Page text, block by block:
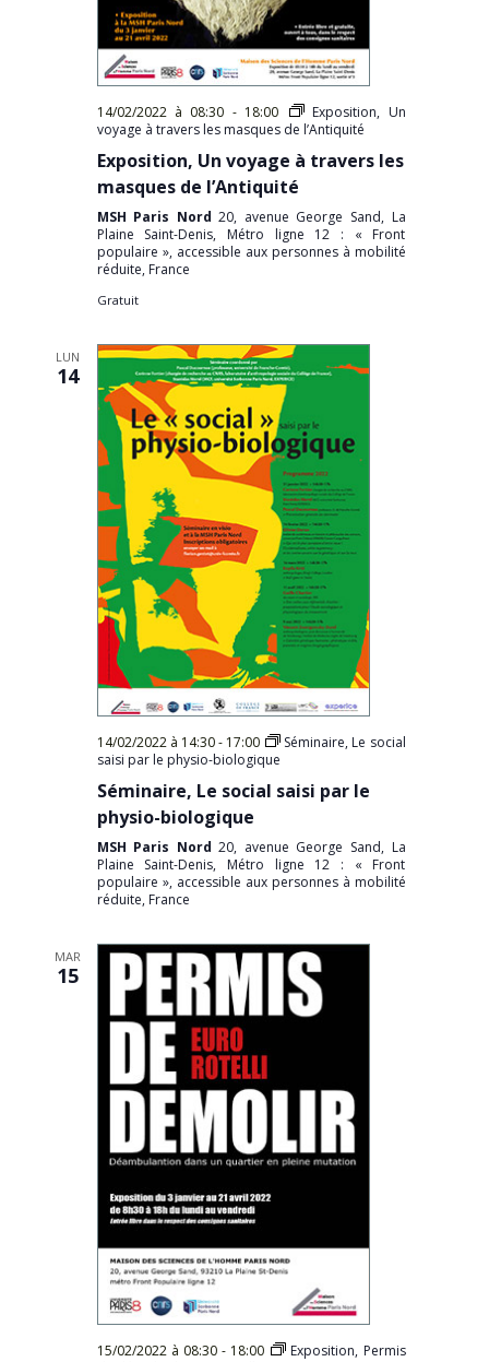
14/02/2022 à 08:30 - 18:00
Exposition, Un
voyage à travers les masques de l’Antiquité
Exposition, Un voyage à travers les
masques de l’Antiquité
MSH Paris Nord20, avenue George Sand, La
Plaine Saint-Denis, Métro ligne 12 : « Front
populaire », accessible aux personnes à mobilité
réduite, France
Gratuit
LUN
14
14/02/2022 à 14:30- 17:00
Séminaire, Le social
saisi par le physio-biologique
Séminaire, Le social saisi par le
physio-biologique
MSH Paris Nord20, avenue George Sand, La
Plaine Saint-Denis, Métro ligne 12 : « Front
populaire », accessible aux personnes à mobilité
réduite, France
MAR
15
15/02/2022 à 08:30- 18:00
Exposition, Permis